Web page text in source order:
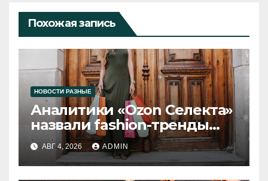
Похожая запись
НОВОСТИ РАЗНЫЕ
Аналитики «Ozon Селекта»
назвали fashion-тренды
2026 года
АВГ 4, 2026 ADMIN